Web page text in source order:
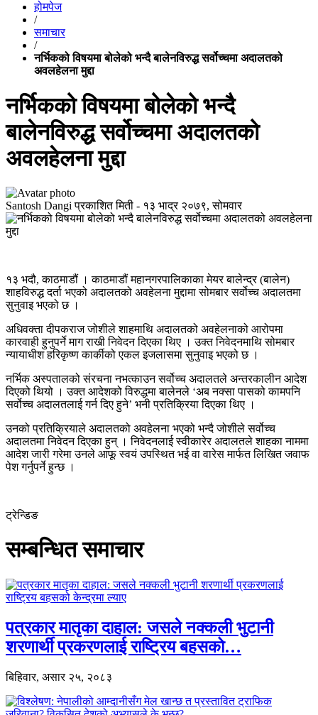
होमपेज
/
समाचार
/
नर्भिकको विषयमा बोलेको भन्दै बालेनविरुद्ध सर्वोच्चमा अदालतको
अवलहेलना मुद्दा
नर्भिकको विषयमा बोलेको भन्दै
बालेनविरुद्ध सर्वोच्चमा अदालतको
अवलहेलना मुद्दा
Santosh Dangi प्रकाशित मिती - १३ भाद्र २०७९, सोमवार
१३ भदौ, काठमाडौं । काठमाडौं महानगरपालिकाका मेयर बालेन्द्र (बालेन)
शाहविरुद्ध दर्ता भएको अदालतको अवहेलना मुद्दामा सोमबार सर्वोच्च अदालतमा
सुनुवाइ भएको छ ।
अधिवक्ता दीपकराज जोशीले शाहमाथि अदालतको अवहेलनाको आरोपमा
कारवाही हुनुपर्ने माग राखी निवेदन दिएका थिए । उक्त निवेदनमाथि सोमबार
न्यायाधीश हरिकृष्ण कार्कीको एकल इजलासमा सुनुवाइ भएको छ ।
नर्भिक अस्पतालको संरचना नभत्काउन सर्वोच्च अदालतले अन्तरकालीन आदेश
दिएको थियो । उक्त आदेशको विरुद्धमा बालेनले ‘अब नक्सा पासको कामपनि
सर्वोच्च अदालतलाई गर्न दिए हुने’ भनी प्रतिक्रिया दिएका थिए ।
उनको प्रतिक्रियाले अदालतको अवहेलना भएको भन्दै जोशीले सर्वोच्च
अदालतमा निवेदन दिएका हुन् । निवेदनलाई स्वीकारेर अदालतले शाहका नाममा
आदेश जारी गरेमा उनले आफू स्वयं उपस्थित भई वा वारेस मार्फत लिखित जवाफ
पेश गर्नुपर्ने हुन्छ ।
ट्रेन्डिङ
सम्बन्धित समाचार
पत्रकार मातृका दाहाल: जसले नक्कली भुटानी
शरणार्थी प्रकरणलाई राष्ट्रिय बहसको…
बिहिवार, असार २५, २०८३